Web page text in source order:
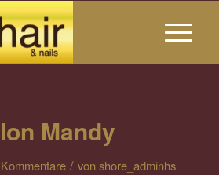
Mandy
/ vonshore_adminhs